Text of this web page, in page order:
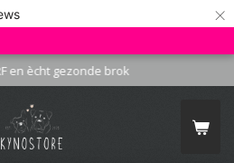
×
en ècht gezonde brok